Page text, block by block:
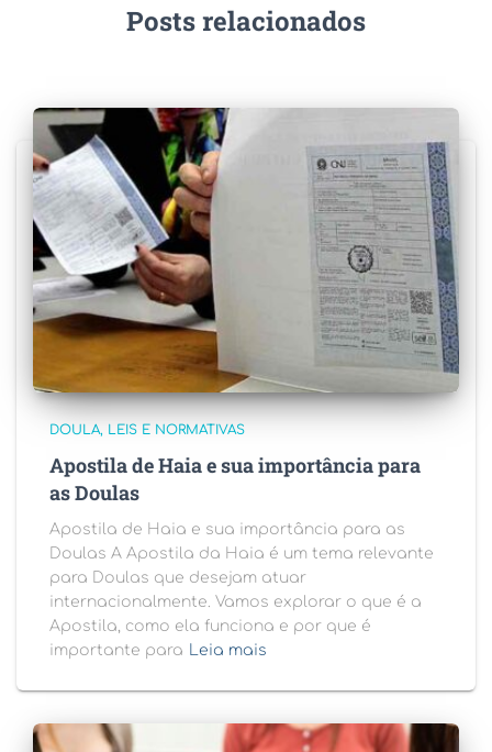
Posts relacionados
DOULA LEIS E NORMATIVAS
Apostila de Haia e sua importância para
as Doulas
Apostila de Haia e sua importância para as
Doulas A Apostila da Haia é um tema relevante
para Doulas que desejam atuar
internacionalmente. Vamos explorar o que é a
Apostila, como ela funciona e por que é
importante para
Leia mais